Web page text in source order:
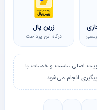
رسمی
زرین پال
درگاه امن پرداخت
اصلی ماست و خدمات با
انجام می‌شود.